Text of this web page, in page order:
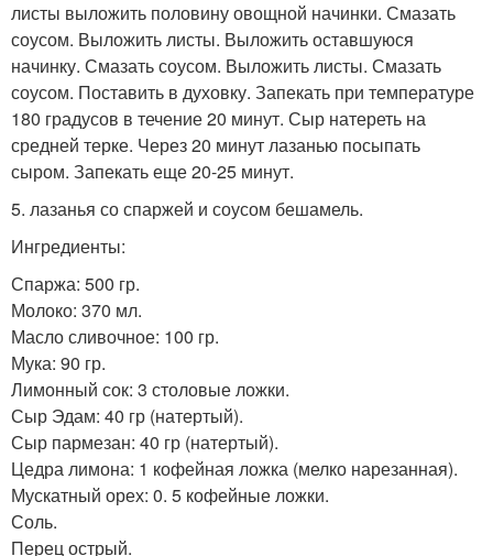
листы выложить половину овощной начинки. Смазать
соусом. Выложить листы. Выложить оставшуюся
начинку. Смазать соусом. Выложить листы. Смазать
соусом. Поставить в духовку. Запекать при температуре
180 градусов в течение 20 минут. Сыр натереть на
средней терке. Через 20 минут лазанью посыпать
сыром. Запекать еще 20-25 минут.
5. лазанья со спаржей и соусом бешамель.
Ингредиенты:
Спаржа: 500 гр.
Молоко: 370 мл.
Масло сливочное: 100 гр.
Мука: 90 гр.
Лимонный сок: 3 столовые ложки.
Сыр Эдам: 40 гр (натертый).
Сыр пармезан: 40 гр (натертый).
Цедра лимона: 1 кофейная ложка (мелко нарезанная).
Мускатный орех: 0. 5 кофейные ложки.
Соль.
Перец острый.